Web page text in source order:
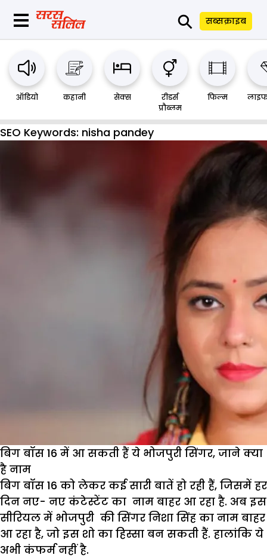
⚲ सब्सक्राइब
ऑडियो कहानी सेक्स
रीडर्स
प्रौब्लम
फिल्म
SEO Keywords: nisha pandey
बिग बॉस 16 में आ सकती हैं ये भोजपुरी सिंगर, जाने क्या
है नाम
बिग बॉस 16 को लेकर कई सारी बातें हो रही हैं, जिसमें हर
दिन नए- नए कंटेस्टेंट का नाम बाहर आ रहा है. अब इस
सीरियल में भोजपुरी की सिंगर निशा सिंह का नाम बाहर
आ रहा है, जो इस शो का हिस्सा बन सकती हैं. हालांकि ये
अभी कंफर्म नहीं है.